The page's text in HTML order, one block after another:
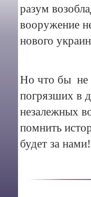
разум
вооружение
нового
Но что бы не
погрязших в
незалежных
помнить
будет за